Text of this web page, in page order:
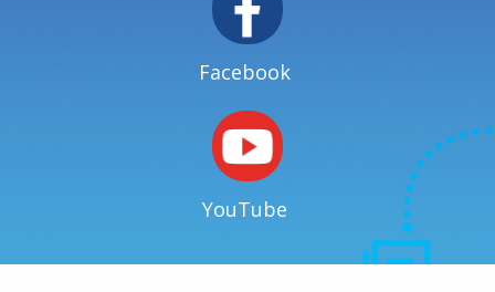
Facebook
YouTube